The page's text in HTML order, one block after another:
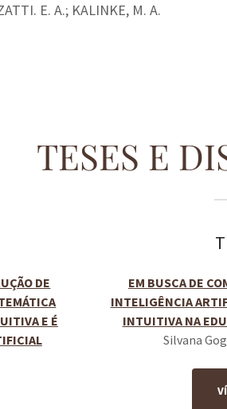
E. A.; KALINKE, M. A.
TESES E
DE
E É
EM BUSCA DE
INTELIGÊNCIA
INTUITIVA NA
Silvana